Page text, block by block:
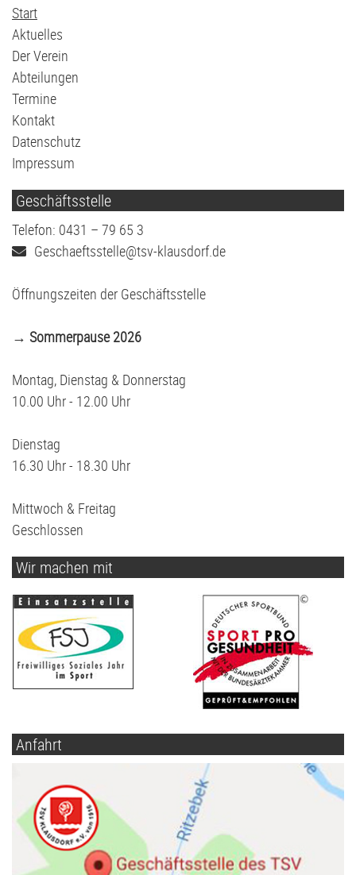
Navigation
überspringen
Start
Aktuelles
Der Verein
Abteilungen
Termine
Kontakt
Datenschutz
Impressum
Geschäftsstelle
Telefon: 0431 – 79 65 3
Geschaeftsstelle@tsv-klausdorf.de
Öffnungszeiten der Geschäftsstelle
→ Sommerpause 2026
Montag, Dienstag & Donnerstag
10.00 Uhr - 12.00 Uhr
Dienstag
16.30 Uhr - 18.30 Uhr
Mittwoch & Freitag
Geschlossen
Wir machen mit
Anfahrt